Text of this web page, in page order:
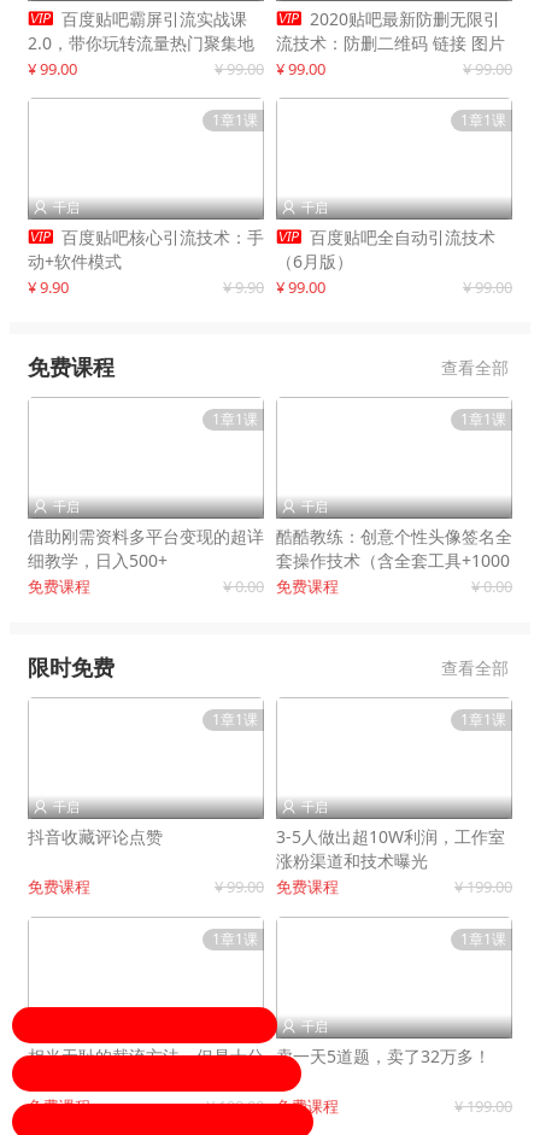
 百度贴吧霸屏引流实战课
2.0，带你玩转流量热门聚集地
¥ 99.00 ¥ 99.00
 2020贴吧最新防删无限引
流技术：防删二维码 链接 图片
制作
¥ 99.00 ¥ 99.00
1章1课
 千启
 百度贴吧核心引流技术：手
动+软件模式
¥ 9.90 ¥ 9.90
1章1课
 千启
 百度贴吧全自动引流技术
（6月版）
¥ 99.00 ¥ 99.00
免费课程 查看全部
1章1课
 千启
借助刚需资料多平台变现的超详
细教学，日入500+
免费课程 ¥ 0.00
1章1课
 千启
酷酷教练：创意个性头像签名全
套操作技术（含全套工具+1000
套模板）
免费课程 ¥ 0.00
限时免费 查看全部
1章1课
 千启
抖音收藏评论点赞
免费课程 ¥ 99.00
1章1课
 千启
3-5人做出超10W利润，工作室
涨粉渠道和技术曝光
免费课程 ¥ 199.00
1章1课
相当无耻的截流方法，但是十分
免费课程 ¥ 199.00
1章1课
 千启
卖一天5道题，卖了32万多！
免费课程 ¥ 199.00